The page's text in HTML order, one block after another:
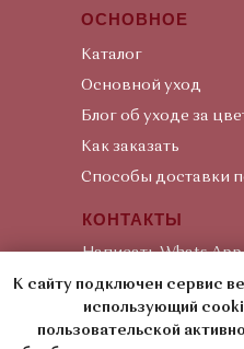
К сайту подключен сервис
использующий
пользовательской
ОСНОВНОЕ
Каталог
Основной уход
Блог об уходе за
Как заказать
Способы доставки
КОНТАКТЫ
Написать Whats App
Написать Viber
Написать Telegram